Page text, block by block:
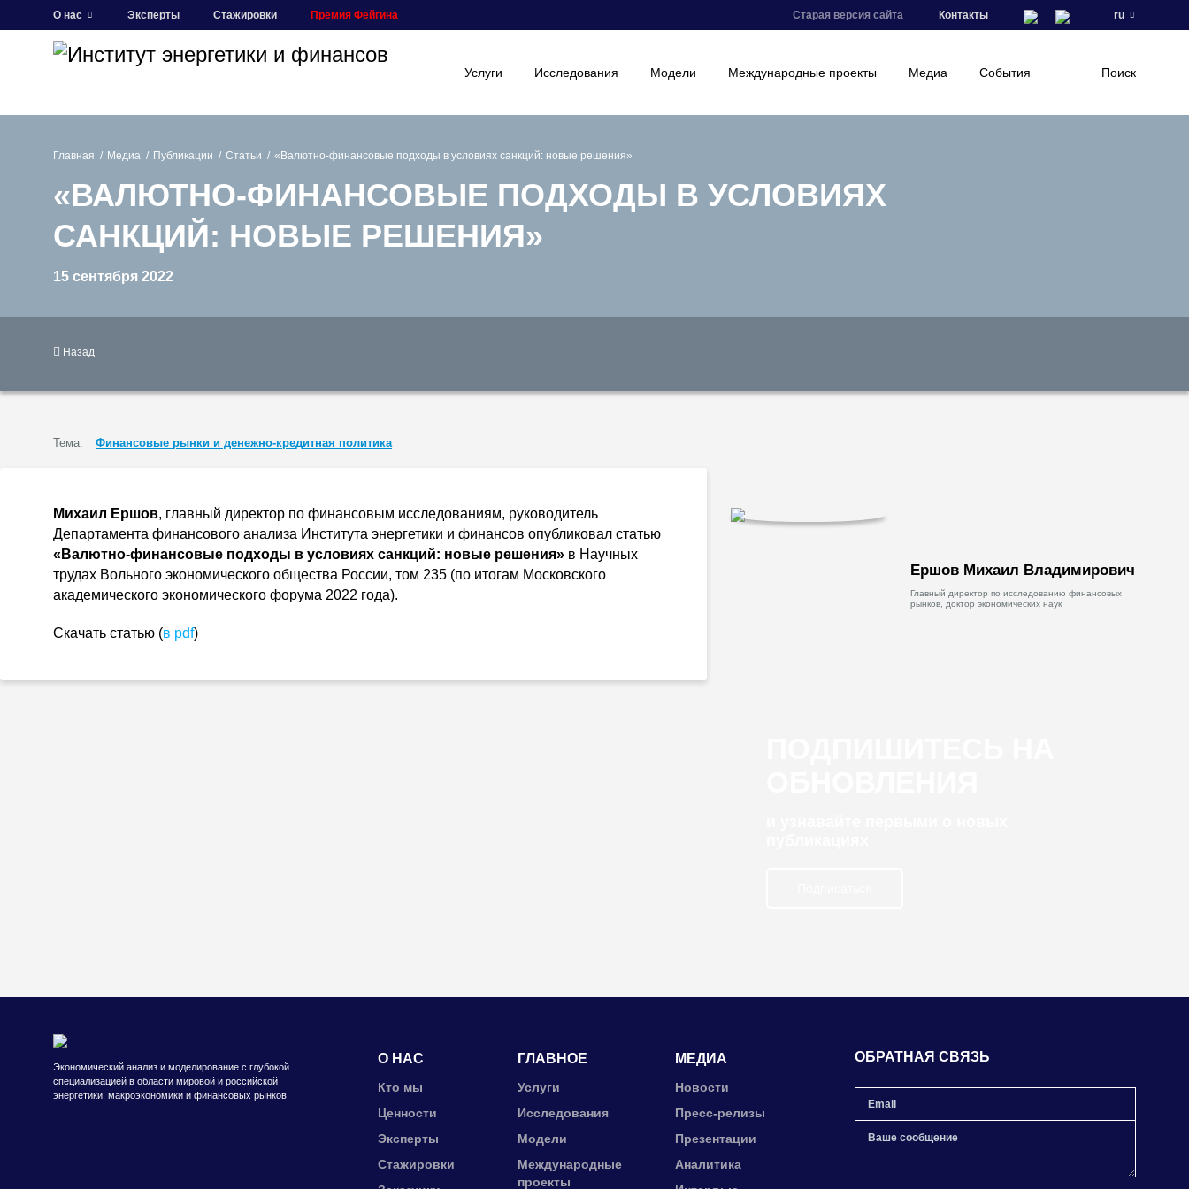
О нас Эксперты Стажировки Премия Фейгина Старая версия сайта Контакты ru
Услуги Исследования Модели Международные проекты Медиа События Поиск
Главная Медиа Публикации Статьи «Валютно-финансовые подходы в условиях санкций: новые решения»
«ВАЛЮТНО-ФИНАНСОВЫЕ ПОДХОДЫ В УСЛОВИЯХ
САНКЦИЙ: НОВЫЕ РЕШЕНИЯ»
15 сентября 2022
Назад
Тема: Финансовые рынки и денежно-кредитная политика
Михаил Ершов, главный директор по финансовым исследованиям, руководитель
Департамента финансового анализа Института энергетики и финансов опубликовал статью
«Валютно-финансовые подходы в условиях санкций: новые решения» в Научных
трудах Вольного экономического общества России, том 235 (по итогам Московского
академического экономического форума 2022 года).
Скачать статью (в pdf)
Ершов Михаил Владимирович
Главный директор по исследованию финансовых
рынков, доктор экономических наук
Экономический анализ и моделирование с глубокой
специализацией в области мировой и российской
энергетики, макроэкономики и финансовых рынков
О НАС
Кто мы
Ценности
Эксперты
Стажировки
ГЛАВНОЕ
Услуги
Исследования
Модели
Международные
проекты
МЕДИА
Новости
Пресс-релизы
Презентации
Аналитика
ОБРАТНАЯ СВЯЗЬ